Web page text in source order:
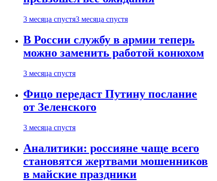
3 месяца спустя3 месяца спустя
В России службу в армии теперь
можно заменить работой конюхом
3 месяца спустя
Фицо передаст Путину послание
от Зеленского
3 месяца спустя
Аналитики: россияне чаще всего
становятся жертвами мошенников
в майские праздники